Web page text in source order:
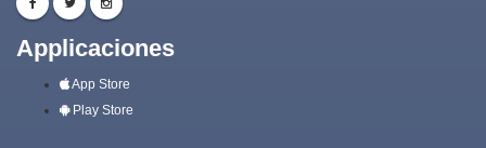
Applicaciones
App Store
Play Store